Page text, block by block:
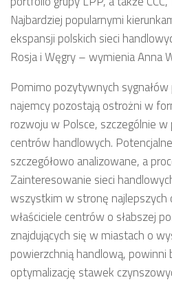
Najbardziej popularnymi
ekspansji polskich sieci
Rosja i Węgry – wymienia Anna
Pomimo pozytywnych sygnałów
najemcy pozostają ostrożni w
rozwoju w Polsce, szczególnie
centrów handlowych.
szczegółowo analizowane, a
Zainteresowanie sieci
wszystkim w stronę najlepszych
właściciele centrów o słabszej
znajdujących się w miastach o
powierzchnią handlową, powinni
optymalizację stawek